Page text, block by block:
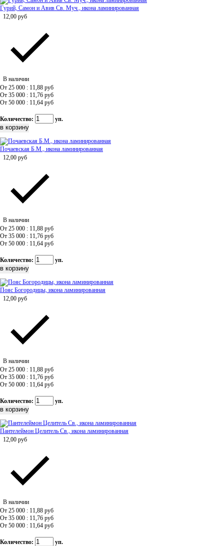
Гурий, Самон и Авив Св. Муч., икона ламинированная
12,00 руб
В наличии
От 25 000 : 11,88 руб
От 35 000 : 11,76 руб
От 50 000 : 11,64 руб
Количество: уп.
Почаевская Б.М., икона ламинированная
12,00 руб
В наличии
От 25 000 : 11,88 руб
От 35 000 : 11,76 руб
От 50 000 : 11,64 руб
Количество: уп.
Пояс Богородицы, икона ламинированная
12,00 руб
В наличии
От 25 000 : 11,88 руб
От 35 000 : 11,76 руб
От 50 000 : 11,64 руб
Количество: уп.
Пантелеймон Целитель Св., икона ламинированная
12,00 руб
В наличии
От 25 000 : 11,88 руб
От 35 000 : 11,76 руб
От 50 000 : 11,64 руб
Количество: уп.